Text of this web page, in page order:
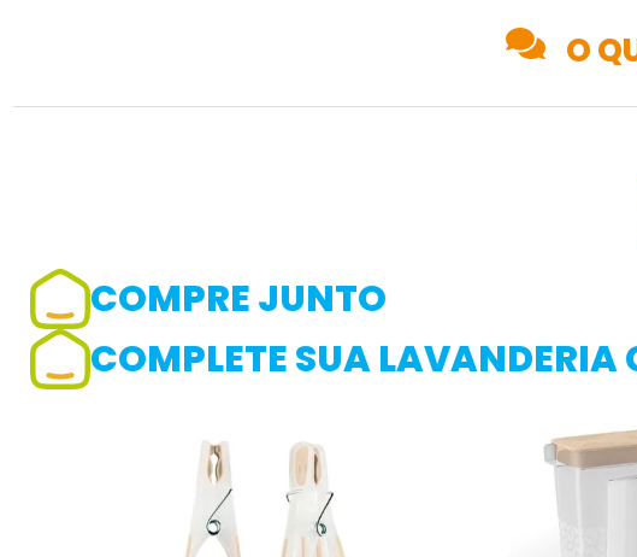
O
Adicionar avaliação
Avaliação
Avalie o produto de 1 até 5 estrelas
☆
COMPRE JUNTO
COMPLETE SUA LAVANDERIA